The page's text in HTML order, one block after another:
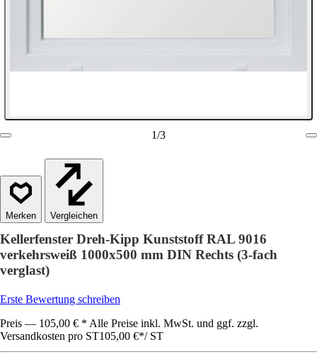
1/3
Vergleichen
Kellerfenster Dreh-Kipp Kunststoff RAL 9016
verkehrsweiß 1000x500 mm DIN Rechts (3-fach
verglast)
Erste Bewertung schreiben
Preis — 105,00 € * Alle Preise inkl. MwSt. und ggf. zzgl.
Versandkosten pro ST105,00 €*/ ST